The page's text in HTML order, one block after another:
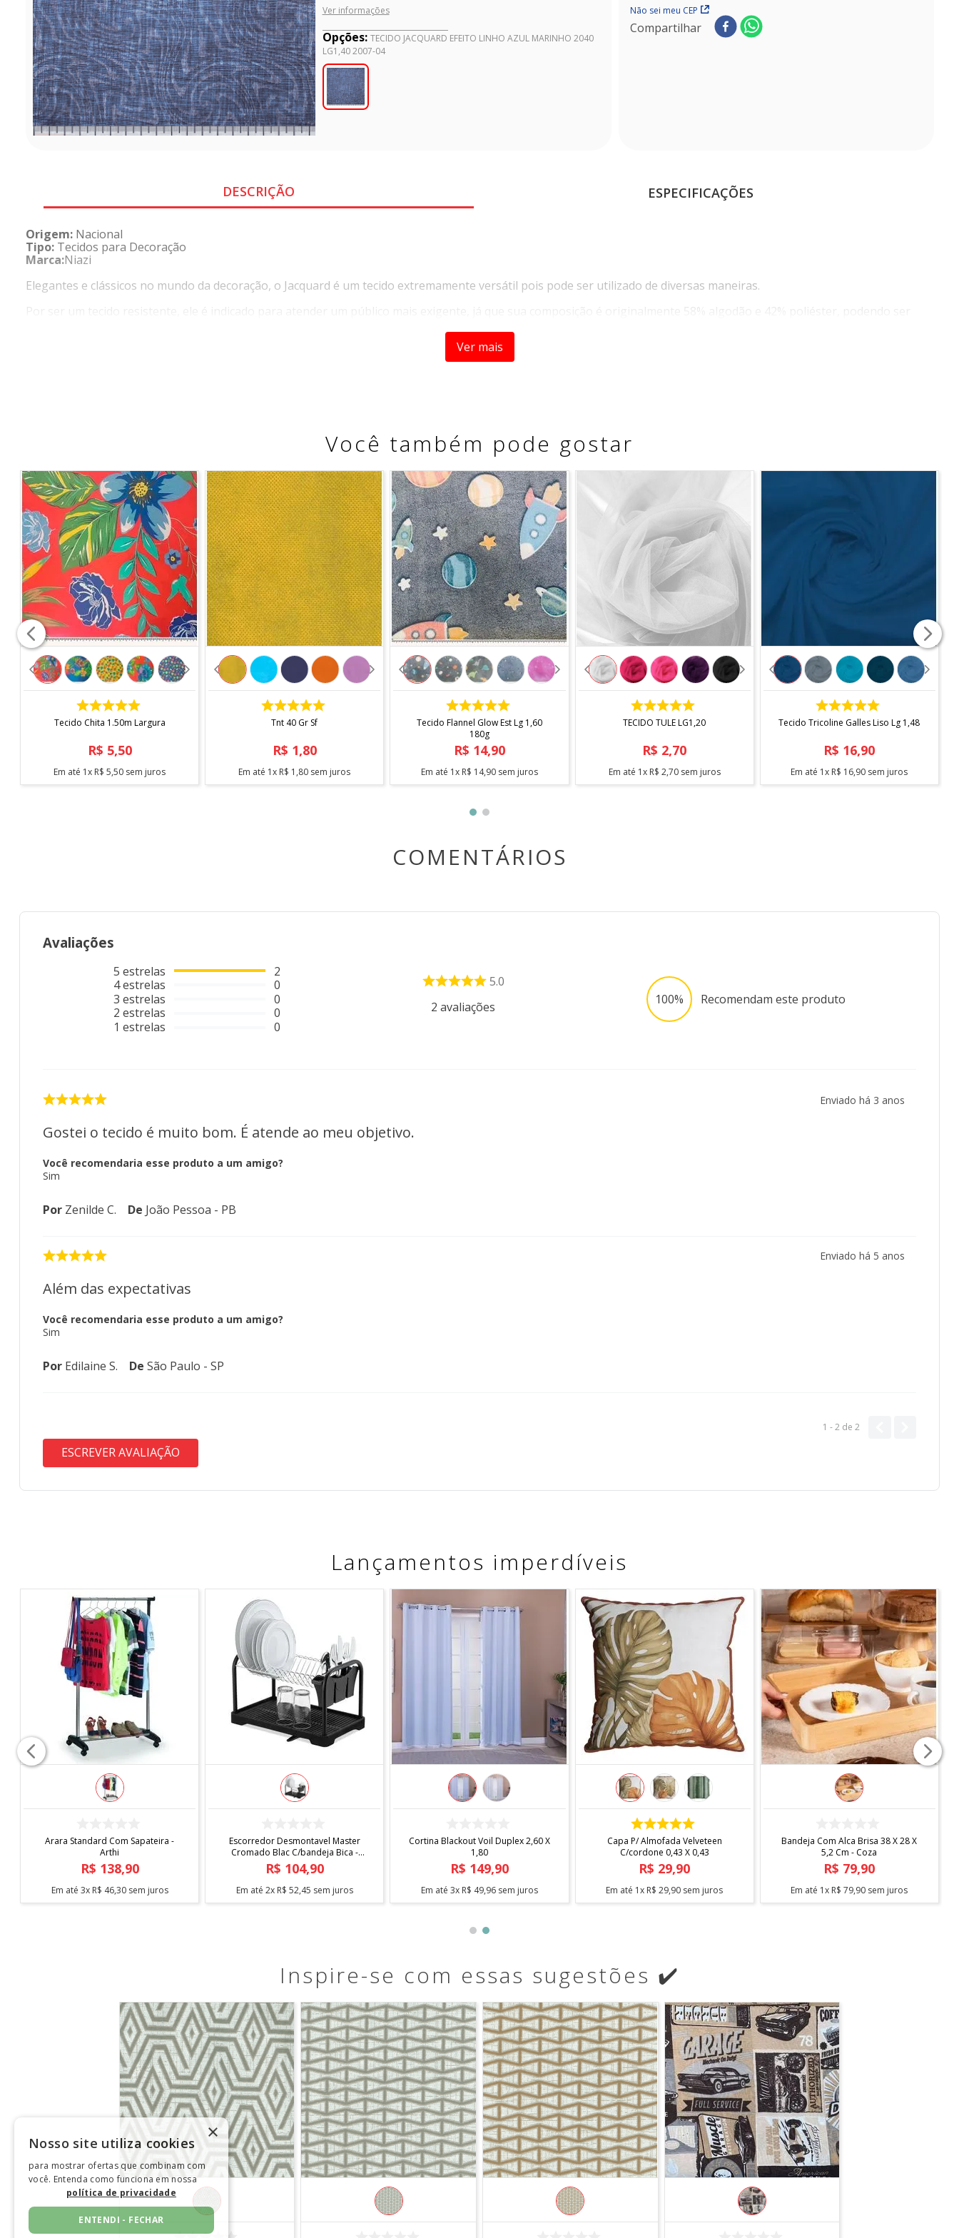
Ver informações
Opções: TECIDO JACQUARD EFEITO LINHO AZUL MARINHO 2040
LG1,40 2007-04
Não sei meu CEP
Compartilhar
DESCRIÇÃO ESPECIFICAÇÕES
Origem: Nacional
Tipo: Tecidos para Decoração
Marca:Niazi
Elegantes e clássicos no mundo da decoração, o Jacquard é um tecido extremamente versátil pois pode ser utilizado de diversas maneiras.
Por ser um tecido resistente, ele é indicado para atender um público mais exigente, já que sua composição é originalmente 58% algodão e 42% poliéster, podendo ser
Sua variedade de cores e estampas proporciona infinitas possibilidades de criação de acordo com a sua criatividade, a qualidade altamente resistente, irá trazer, mas
COMPOSIÇÃO
- 58% Algodão
- 42% Poliéster
LARGURA
- 1,40m
MODO DE LAVAGEM
- Lavar mão
- Não usar alvejante
- Não secar em tambor
- Passar Max. 200°
- Não lavar a seco
* Imagens meramente ilustrativas.
Ver mais
Você também pode gostar
COMPRAR
Tecido Chita 1.50m Largura
R$ 5,50
Em até 1x R$ 5,50 sem juros
COMPRAR
Tnt 40 Gr Sf
R$ 1,80
Em até 1x R$ 1,80 sem juros
COMPRAR
Tecido Flannel Glow Est Lg 1,60
180g
R$ 14,90
Em até 1x R$ 14,90 sem juros
COMPRAR
TECIDO TULE LG1,20
R$ 2,70
Em até 1x R$ 2,70sem juros
COMPRAR
Tecido Tricoline Galles Liso Lg 1,48
R$ 16,90
Em até 1x R$ 16,90 sem juros
COMENTÁRIOS
Avaliações
5 estrelas
4estrelas
3 estrelas
2 estrelas
1 estrelas
2
0
0
0
0
5.0
2 avaliações 100% Recomendam este produto
Enviado há 3 anos
Gostei o tecido é muito bom. É atende ao meu objetivo.
Você recomendaria esse produto a um amigo?
Sim
Por Zenilde C. De João Pessoa - PB
Enviado há 5 anos
Além das expectativas
Você recomendaria esse produto a um amigo?
Sim
Por Edilaine S. De São Paulo - SP
1 - 2 de 2
ESCREVER AVALIAÇÃO
Lançamentos imperdíveis
Arara Standard Com Sapateira -
Arthi
R$ 138,90
Em até 3x R$ 46,30sem juros
Escorredor Desmontavel Master
Cromado Blac C/bandeja Bica -
Arthi
R$ 104,90
Em até 2x R$ 52,45 sem juros
Cortina Blackout Voil Duplex 2,60 X
1,80
R$ 149,90
Em até 3x R$ 49,96sem juros
COMPRAR
Capa P/ Almofada Velveteen
C/cordone 0,43 X 0,43
R$ 29,90
Em até 1x R$ 29,90 sem juros
Bandeja Com Alca Brisa 38 X 28 X
5,2 Cm - Coza
R$ 79,90
Em até 1x R$ 79,90 sem juros
Inspire-se com essas sugestões ✔️
COMPRAR
×
Nosso site utiliza cookies
para mostrar ofertas que combinam com
você. Entenda como funciona em nossa
política de privacidade
ENTENDI - FECHAR